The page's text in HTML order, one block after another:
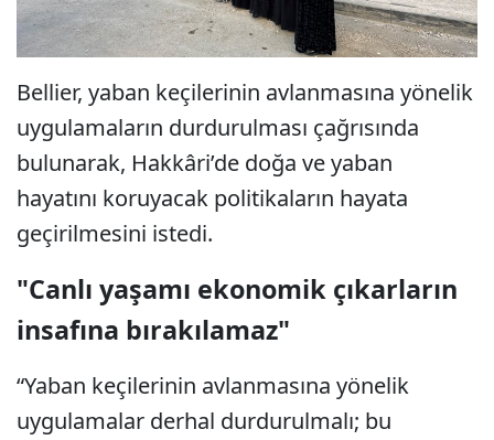
Bellier, yaban keçilerinin avlanmasına yönelik
uygulamaların durdurulması çağrısında
bulunarak, Hakkâri’de doğa ve yaban
hayatını koruyacak politikaların hayata
geçirilmesini istedi.
"Canlı yaşamı ekonomik çıkarların
insafına bırakılamaz"
“Yaban keçilerinin avlanmasına yönelik
uygulamalar derhal durdurulmalı; bu